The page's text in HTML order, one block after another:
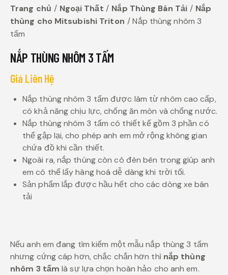
Trang chủ Ngoại Thất Nắp Thùng Bán Tải
Nắp
thùng cho Mitsubishi Triton
Nắp thùng nhôm 3
tấm
NẮP THÙNG NHÔM 3 TẤM
Giá Liên Hệ
Nắp thùng nhôm 3 tấm được làm từ nhôm cao cấp,
có khả năng chịu lực, chống ăn mòn và chống nước.
Nắp thùng nhôm 3 tấm có thiết kế gồm 3 phần có
thể gập lại, cho phép anh em mở rộng không gian
chứa đồ khi cần thiết.
Ngoài ra, nắp thùng còn có đèn bên trong giúp anh
em có thể lấy hàng hoá dễ dàng khi trời tối.
Sản phẩm lắp được hầu hết cho các dòng xe bán
tải
Nếu anh em đang tìm kiếm một mẫu nắp thùng 3 tấm
nhưng cứng cáp hơn, chắc chắn hơn thì nắp thùng
nhôm 3 tấm là sự lựa chọn hoàn hảo cho anh em.